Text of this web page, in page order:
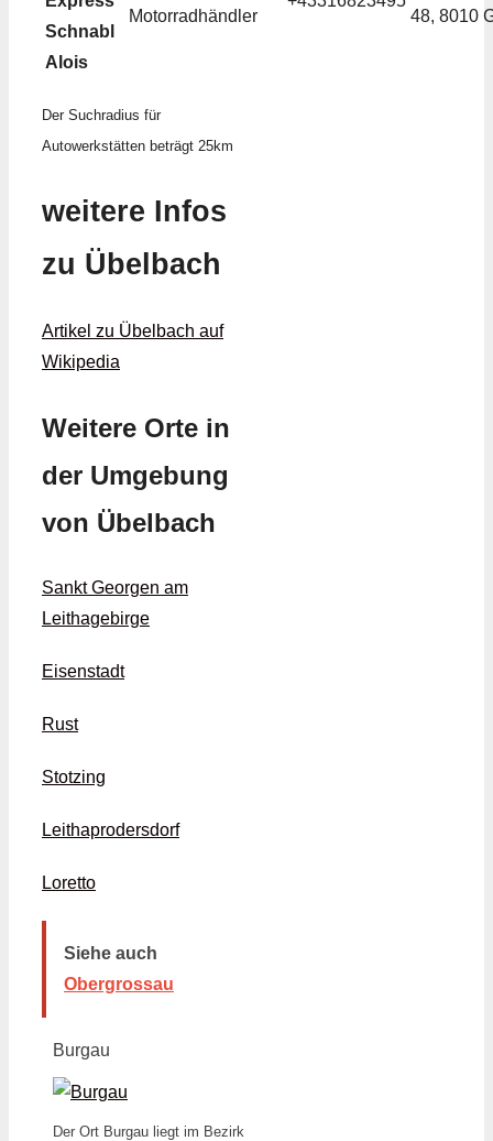
Schnabl
Alois
Motorradhändler
48, 8010
Der Suchradius für
Autowerkstätten beträgt 25km
weitere Infos
zu Übelbach
Artikel zu Übelbach auf
Wikipedia
Weitere Orte in
der Umgebung
von Übelbach
Sankt Georgen am
Leithagebirge
Eisenstadt
Rust
Stotzing
Leithaprodersdorf
Loretto
Siehe auch
Obergrossau
Burgau
Der Ort Burgau liegt im Bezirk